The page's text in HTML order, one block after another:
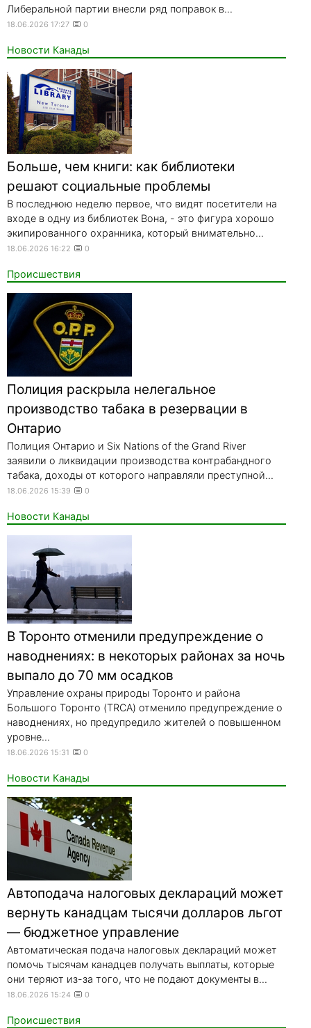
Либеральной партии внесли ряд поправок в...
18.06.2026 17:27 0
Новости Канады
Больше, чем книги: как библиотеки
решают социальные проблемы
В последнюю неделю первое, что видят посетители на
входе в одну из библиотек Вона, - это фигура хорошо
экипированного охранника, который внимательно...
18.06.2026 16:22 0
Происшествия
Полиция раскрыла нелегальное
производство табака в резервации в
Онтарио
Полиция Онтарио и Six Nations of the Grand River
заявили о ликвидации производства контрабандного
табака, доходы от которого направляли преступной...
18.06.2026 15:39 0
Новости Канады
В Торонто отменили предупреждение о
наводнениях: в некоторых районах за ночь
выпало до 70 мм осадков
Управление охраны природы Торонто и района
Большого Торонто (TRCA) отменило предупреждение о
наводнениях, но предупредило жителей о повышенном
уровне...
18.06.2026 15:31 0
Новости Канады
Автоподача налоговых деклараций может
вернуть канадцам тысячи долларов льгот
— бюджетное управление
Автоматическая подача налоговых деклараций может
помочь тысячам канадцев получать выплаты, которые
они теряют из-за того, что не подают документы в...
18.06.2026 15:24 0
Происшествия